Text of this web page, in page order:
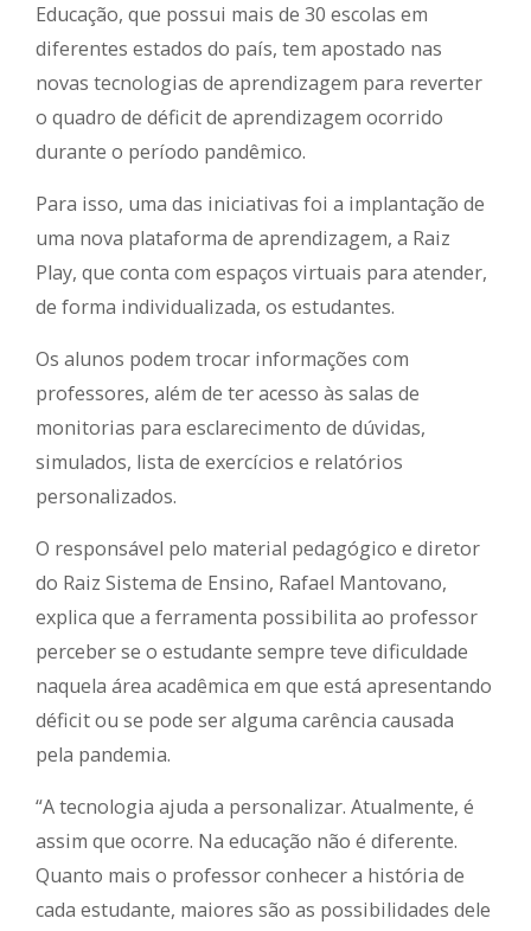
Educação, que possui mais de 30 escolas em
diferentes estados do país, tem apostado nas
novas tecnologias de aprendizagem para reverter
o quadro de déficit de aprendizagem ocorrido
durante o período pandêmico.
Para isso, uma das iniciativas foi a implantação de
uma nova plataforma de aprendizagem, a Raiz
Play, que conta com espaços virtuais para atender,
de forma individualizada, os estudantes.
Os alunos podem trocar informações com
professores, além de ter acesso às salas de
monitorias para esclarecimento de dúvidas,
simulados, lista de exercícios e relatórios
personalizados.
O responsável pelo material pedagógico e diretor
do Raiz Sistema de Ensino, Rafael Mantovano,
explica que a ferramenta possibilita ao professor
perceber se o estudante sempre teve dificuldade
naquela área acadêmica em que está apresentando
déficit ou se pode ser alguma carência causada
pela pandemia.
“A tecnologia ajuda a personalizar. Atualmente, é
assim que ocorre. Na educação não é diferente.
Quanto mais o professor conhecer a história de
cada estudante, maiores são as possibilidades dele